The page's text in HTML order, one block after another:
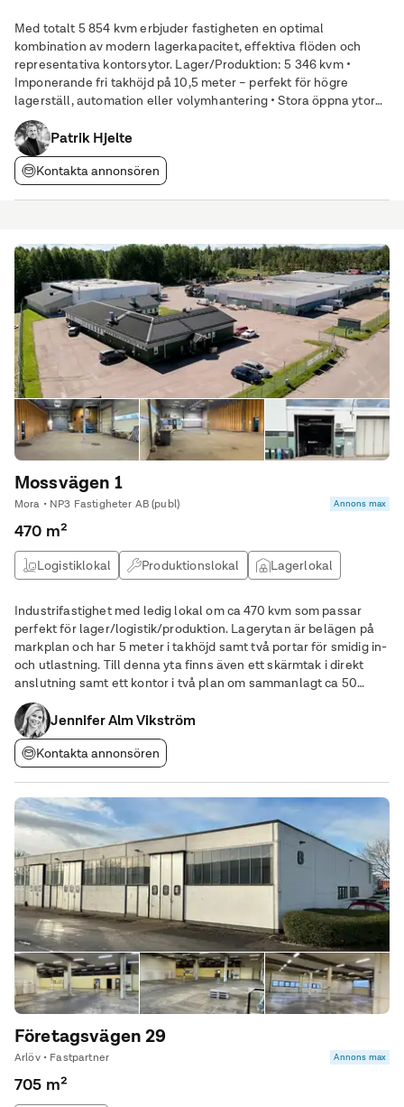
Med totalt 5 854 kvm erbjuder fastigheten en optimal
kombination av modern lagerkapacitet, effektiva flöden och
representativa kontorsytor. Lager/Produktion: 5 346 kvm •
Imponerande fri takhöjd på 10,5 meter – perfekt för högre
lagerställ, automation eller volymhantering • Stora öppna ytor
med mycket god flexibilitet Kontor (Plan 3): 508 kvm • Moderna
ljusa lokaler med god standard • Möjlighet
Patrik Hjelte
Kontakta annonsören
Mossvägen 1
Mora • NP3 Fastigheter AB (publ) Annons max
470 m²
Logistiklokal Produktionslokal Lagerlokal
Industrifastighet med ledig lokal om ca 470 kvm som passar
perfekt för lager/logistik/produktion. Lagerytan är belägen på
markplan och har 5 meter i takhöjd samt två portar för smidig in-
och utlastning. Till denna yta finns även ett skärmtak i direkt
anslutning samt ett kontor i två plan om sammanlagt ca 50
kvadratmeter. Byggnaden ligger på inhägnat område - innanför
grindarna finns möjlighet
Jennifer Alm Vikström
Kontakta annonsören
Företagsvägen 29
Arlöv • Fastpartner Annons max
705 m²